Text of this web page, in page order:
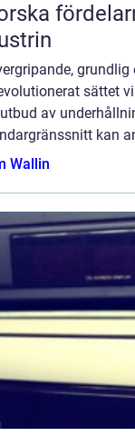
sättet
av
kan
Wallin